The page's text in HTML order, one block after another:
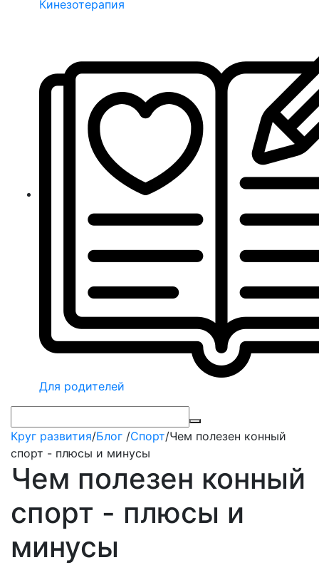
Кинезотерапия
Для родителей
Круг развития/Блог /Спорт/Чем полезен конный
спорт - плюсы и минусы
Чем полезен конный
спорт - плюсы и
минусы